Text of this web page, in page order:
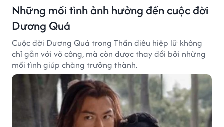
Những mối tình ảnh hưởng đến cuộc đời
Dương Quá
Cuộc đời Dương Quá trong Thần điêu hiệp lữ không
chỉ gắn với võ công, mà còn được thay đổi bởi những
mối tình giúp chàng trưởng thành.